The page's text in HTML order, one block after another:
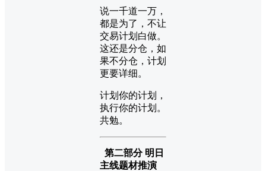
说一千道一万，
都是为了，不让
交易计划白做。
这还是分仓，如
果不分仓，计划
更要详细。
计划你的计划，
执行你的计划。
共勉。
第二部分 明日
主线题材推演